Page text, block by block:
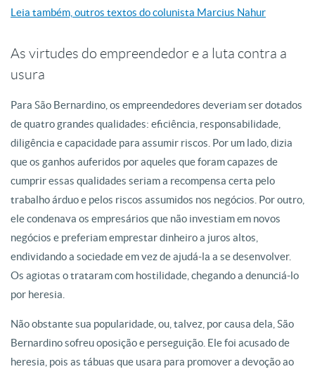
Leia também, outros textos do colunista Marcius Nahur
As virtudes do empreendedor e a luta contra a
usura
Para São Bernardino, os empreendedores deveriam ser dotados
de quatro grandes qualidades: eficiência, responsabilidade,
diligência e capacidade para assumir riscos. Por um lado, dizia
que os ganhos auferidos por aqueles que foram capazes de
cumprir essas qualidades seriam a recompensa certa pelo
trabalho árduo e pelos riscos assumidos nos negócios. Por outro,
ele condenava os empresários que não investiam em novos
negócios e preferiam emprestar dinheiro a juros altos,
endividando a sociedade em vez de ajudá-la a se desenvolver.
Os agiotas o trataram com hostilidade, chegando a denunciá-lo
por heresia.
Não obstante sua popularidade, ou, talvez, por causa dela, São
Bernardino sofreu oposição e perseguição. Ele foi acusado de
heresia, pois as tábuas que usara para promover a devoção ao